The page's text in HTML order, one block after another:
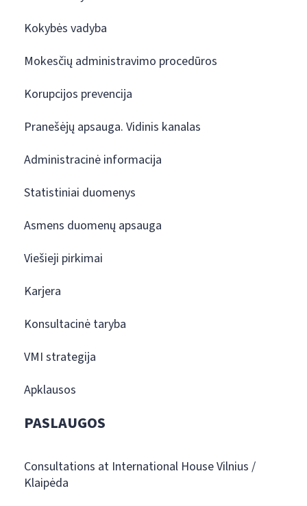
Kokybės vadyba
Mokesčių administravimo procedūros
Korupcijos prevencija
Pranešėjų apsauga. Vidinis kanalas
Administracinė informacija
Statistiniai duomenys
Asmens duomenų apsauga
Viešieji pirkimai
Karjera
Konsultacinė taryba
VMI strategija
Apklausos
PASLAUGOS
Consultations at International House Vilnius /
Klaipėda